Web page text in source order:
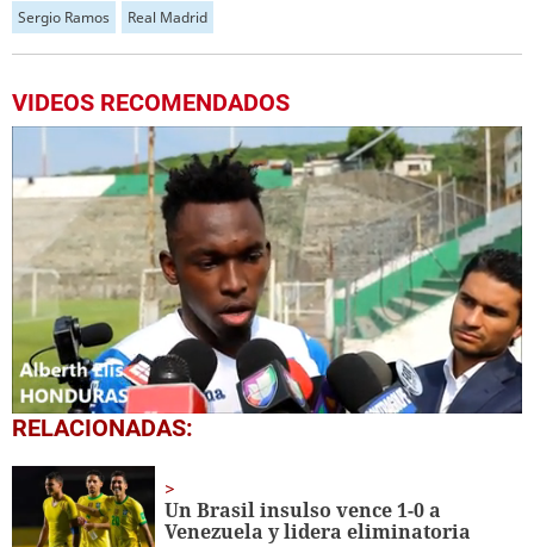
Sergio Ramos Real Madrid
VIDEOS RECOMENDADOS
0
seconds
minute,
seconds
RELACIONADAS:
Un Brasil insulso vence 1-0 a
Venezuela y lidera eliminatoria